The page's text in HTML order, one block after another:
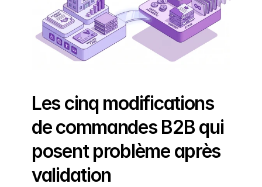
Les cinq modifications
de commandes B2B qui
posent problème après
validation